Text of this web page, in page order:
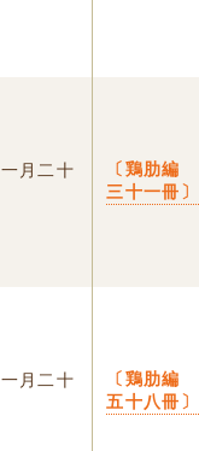
月二十
〔鶏肋編
三十一冊〕
月二十
〔鶏肋編
五十八冊〕